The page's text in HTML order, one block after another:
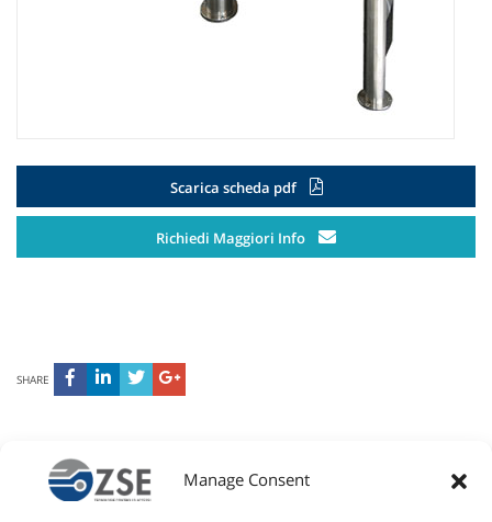
Manage Consent
Scarica scheda pdf
Richiedi Maggiori Info
SHARE
SOLUZIONI INTELLIGENTI PER